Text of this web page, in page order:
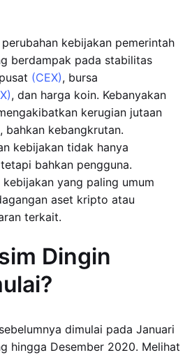
kebijakan pemerintah
berdampak pada stabilitas
(CEX), bursa
, dan harga koin. Kebanyakan
kerugian jutaan
bahkan kebangkrutan.
kebijakan tidak hanya
bahkan pengguna.
yang paling umum
aset kripto atau
terkait.
Dingin
dimulai pada Januari
hingga Desember 2020. Melihat